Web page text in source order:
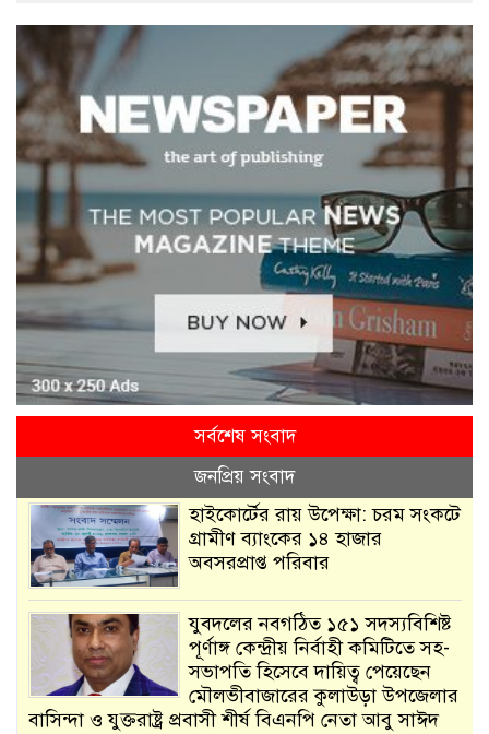
সর্বশেষ সংবাদ
জনপ্রিয় সংবাদ
হাইকোর্টের রায় উপেক্ষা: চরম সংকটে
গ্রামীণ ব্যাংকের ১৪ হাজার
অবসরপ্রাপ্ত পরিবার
যুবদলের নবগঠিত ১৫১ সদস্যবিশিষ্ট
পূর্ণাঙ্গ কেন্দ্রীয় নির্বাহী কমিটিতে সহ-
সভাপতি হিসেবে দায়িত্ব পেয়েছেন
মৌলভীবাজারের কুলাউড়া উপজেলার
বাসিন্দা ও যুক্তরাষ্ট্র প্রবাসী শীর্ষ বিএনপি নেতা আবু সাঈদ